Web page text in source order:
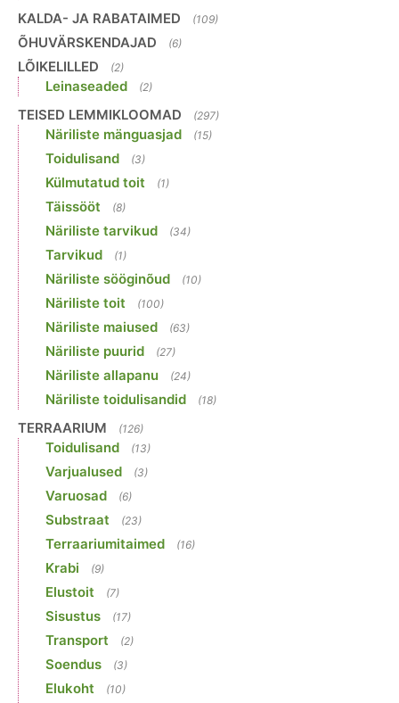
KALDA- JA RABATAIMED (109)
ÕHUVÄRSKENDAJAD (6)
LÕIKELILLED (2)
Leinaseaded (2)
TEISED LEMMIKLOOMAD (297)
Näriliste mänguasjad (15)
Toidulisand (3)
Külmutatud toit (1)
Täissööt (8)
Näriliste tarvikud (34)
Tarvikud (1)
Näriliste sööginõud (10)
Näriliste toit (100)
Näriliste maiused (63)
Näriliste puurid (27)
Näriliste allapanu (24)
Näriliste toidulisandid (18)
TERRAARIUM (126)
Toidulisand (13)
Varjualused (3)
Varuosad (6)
Substraat (23)
Terraariumitaimed (16)
Krabi (9)
Elustoit (7)
Sisustus (17)
Transport (2)
Soendus (3)
Elukoht (10)